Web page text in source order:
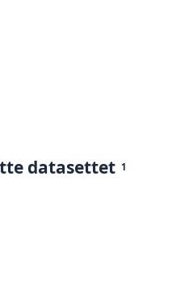
datasettet 1